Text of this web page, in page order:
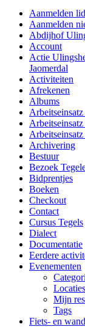
Aanmelden
Aanmelden
Abdijhof
Account
Actie
Jaomerdal
Activiteiten
Afrekenen
Albums
Archivering
Bestuur
Bezoek
Bidprentjes
Boeken
Checkout
Contact
Cursus Tegels
Dialect
Documentatie
Eerdere
Evenementen
Locaties
Mijn
Tags
Fiets- en